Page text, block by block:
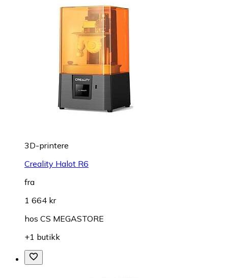
3D-printere
Creality Halot R6
fra
1 664 kr
hos CS MEGASTORE
+1 butikk